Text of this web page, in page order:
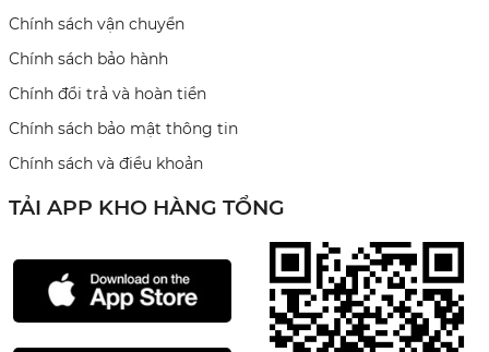
Chính sách vận chuyển
Chính sách bảo hành
Chính đổi trả và hoàn tiền
Chính sách bảo mật thông tin
Chính sách và điều khoản
TẢI APP KHO HÀNG TỔNG